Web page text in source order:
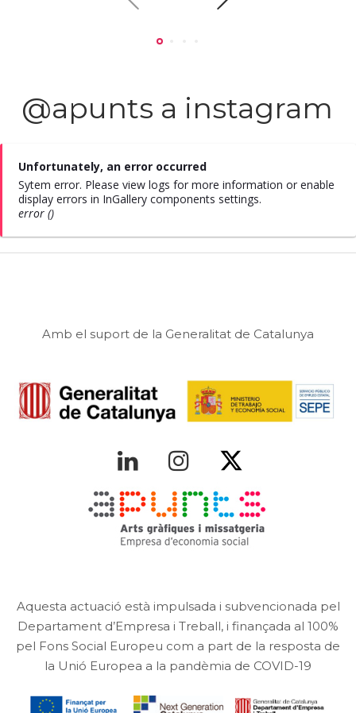
@apunts a instagram
Unfortunately, an error occurred
Sytem error. Please view logs for more information or enable
display errors in InGallery components settings.
error ()
Amb el suport de la Generalitat de Catalunya
Aquesta actuació està impulsada i subvencionada pel
Departament d’Empresa i Treball, i finançada al 100%
pel Fons Social Europeu com a part de la resposta de
la Unió Europea a la pandèmia de COVID-19